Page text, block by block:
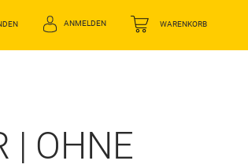
WARENKORB
ANMELDEN
| OHNE